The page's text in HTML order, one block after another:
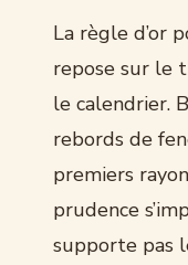
La règle d’or
repose sur le
le calendrier.
rebords de
premiers
prudence
supporte pas